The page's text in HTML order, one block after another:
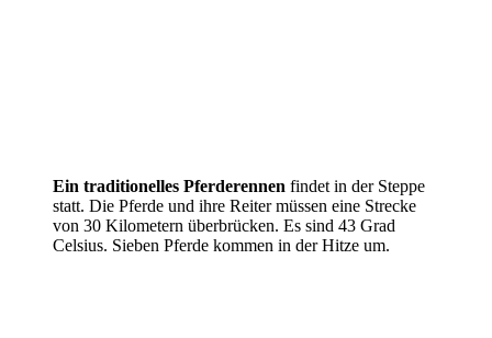
Ein traditionelles Pferderennen findet in der Steppe
statt. Die Pferde und ihre Reiter müssen eine Strecke
von 30 Kilometern überbrücken. Es sind 43 Grad
Celsius. Sieben Pferde kommen in der Hitze um.